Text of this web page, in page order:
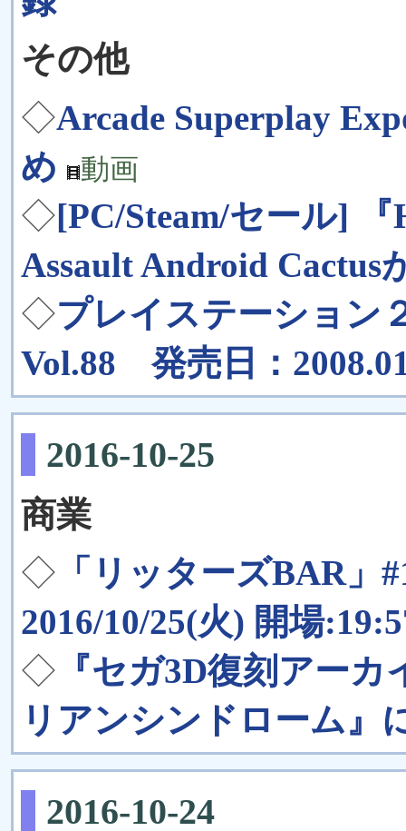
その他
◇Arcade Superplay
め
動画
◇[PC/Steam/セール]
Assault Android Cactus
◇プレイステーショ
Vol.88 発売日：
2016-10-25
商業
◇ 「リッターズBAR
2016/10/25(火) 開場
◇ 『セガ3D復刻アー
リアンシンドローム』
2016-10-24